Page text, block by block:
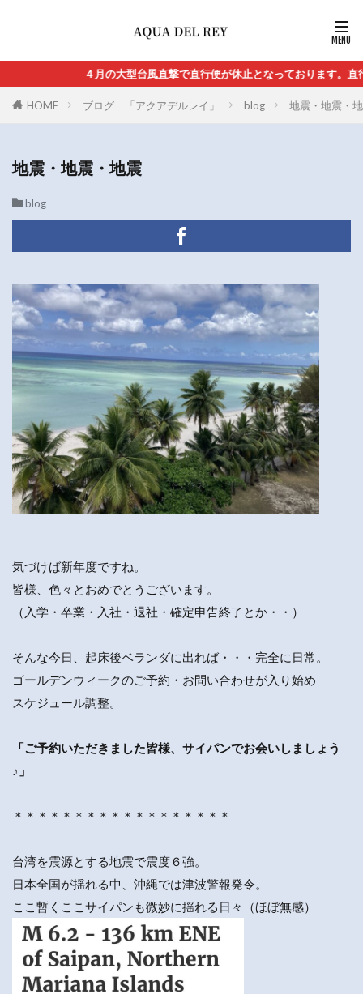
４月の大型台風直撃で直行便が休止となっております。直行便の
HOME ブログ 「アクアデルレイ」 blog 地震・地震・
地震・地震・地震
blog
気づけば新年度ですね。
皆様、色々とおめでとうございます。
（入学・卒業・入社・退社・確定申告終了とか・・）
そんな今日、起床後ベランダに出れば・・・完全に日常。
ゴールデンウィークのご予約・お問い合わせが入り始め
スケジュール調整。
「ご予約いただきました皆様、サイパンでお会いしましょう
♪」
＊＊＊＊＊＊＊＊＊＊＊＊＊＊＊＊＊＊
台湾を震源とする地震で震度６強。
日本全国が揺れる中、沖縄では津波警報発令。
ここ暫くここサイパンも微妙に揺れる日々（ほぼ無感）